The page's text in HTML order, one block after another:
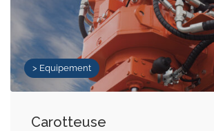
> Equipement
Carotteuse